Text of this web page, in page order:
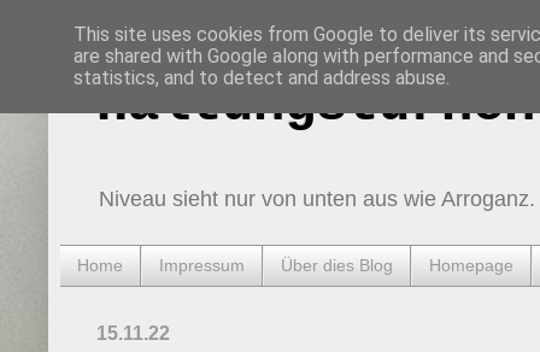
Haltungsturnen
Niveau sieht nur von unten aus wie Arroganz.
Home Impressum Über dies Blog Homepage
15.11.22
This site uses cookies from Google to deliver its
are shared with Google along with performance and
statistics, and to detect and address abuse.